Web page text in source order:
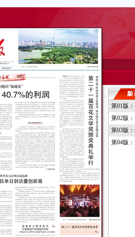
第01版
第02版
第03版
第04版